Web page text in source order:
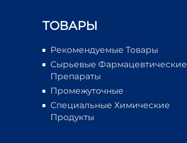
ТОВАРЫ
Рекомендуемые Товары
Сырьевые Фармацевтические
Препараты
Промежуточные
Специальные Химические
Продукты